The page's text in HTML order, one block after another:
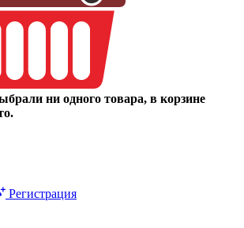
ни одного товара, в корзине
Регистрация